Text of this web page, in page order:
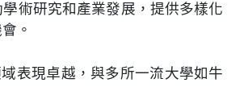
術研究和產業發展，提供多樣化
。
表現卓越，與多所一流大學如牛